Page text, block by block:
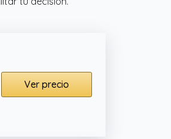
Ver precio